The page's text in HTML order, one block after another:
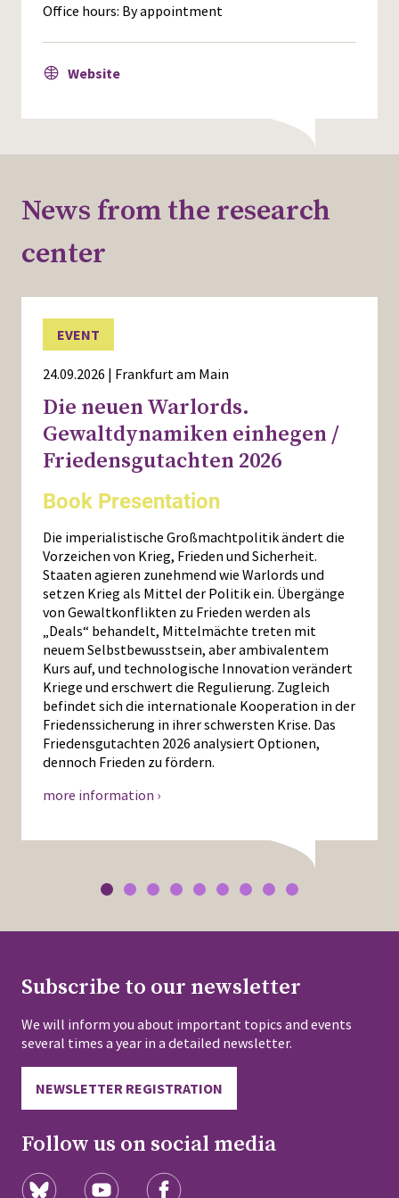
Office hours: By appointment
Website
News from the research
center
EVENT
24.09.2026 | Frankfurt am Main
Die neuen Warlords.
Gewaltdynamiken einhegen /
Friedensgutachten 2026
Book Presentation
Die imperialistische Großmachtpolitik ändert die
Vorzeichen von Krieg, Frieden und Sicherheit.
Staaten agieren zunehmend wie Warlords und
setzen Krieg als Mittel der Politik ein. Übergänge
von Gewaltkonflikten zu Frieden werden als
„Deals“ behandelt, Mittelmächte treten mit
neuem Selbstbewusstsein, aber ambivalentem
Kurs auf, und technologische Innovation verändert
Kriege und erschwert die Regulierung. Zugleich
befindet sich die internationale Kooperation in der
Friedenssicherung in ihrer schwersten Krise. Das
Friedensgutachten 2026 analysiert Optionen,
dennoch Frieden zu fördern.
more information ›
Subscribe to our newsletter
We will inform you about important topics and events
several times a year in a detailed newsletter.
NEWSLETTER REGISTRATION
Follow us on social media